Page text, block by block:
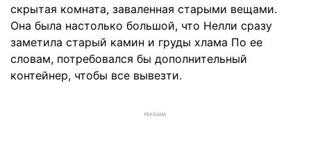
скрытая комната, заваленная старыми вещами.
Она была настолько большой, что Нелли сразу
заметила старый камин и груды хлама По ее
словам, потребовался бы дополнительный
контейнер, чтобы все вывезти.
РЕКЛАМА